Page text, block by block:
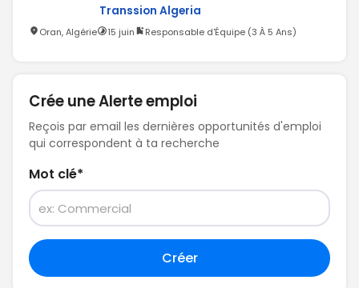
Transsion Algeria
Oran, Algérie 15 juin Responsable d'Équipe (3 À 5 Ans)
Crée une Alerte emploi
Reçois par email les dernières opportunités d'emploi
qui correspondent à ta recherche
Mot clé*
Créer